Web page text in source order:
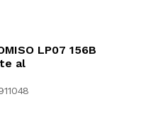
LP07 156B
al